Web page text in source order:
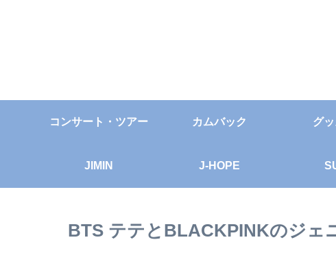
コンサート・ツアー カムバック グ
JIMIN J-HOPE
BTS テテとBLACKPINKのジェ